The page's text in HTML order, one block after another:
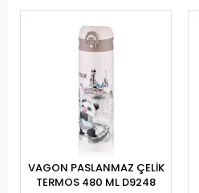
VAGON PASLANMAZ ÇELİK
TERMOS 480 ML D9248